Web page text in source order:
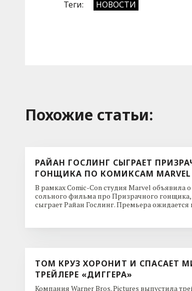
Теги: НОВОСТИ
Похожие cтатьи:
РАЙАН ГОСЛИНГ СЫГРАЕТ
ГОНЩИКА ПО КОМИКСАМ MARVEL
В рамках Comic-Con студия Marvel объявила
сольного фильма про Призрачного гонщика,
сыграет Райан Гослинг. Премьера ожидается
ТОМ КРУЗ ХОРОНИТ И СПАСАЕТ
ТРЕЙЛЕРЕ «ДИГГЕРА»
Компания Warner Bros. Pictures выпустила